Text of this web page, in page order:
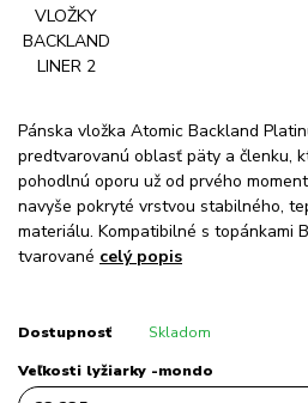
Pánska vložka Atomic Backland
predtvarovanú oblasť päty a členku,
pohodlnú oporu už od prvého
navyše pokryté vrstvou stabilného,
materiálu. Kompatibilné s topánkami
tvarované celý popis
Dostupnosť Skladom
Veľkosti lyžiarky -mondo